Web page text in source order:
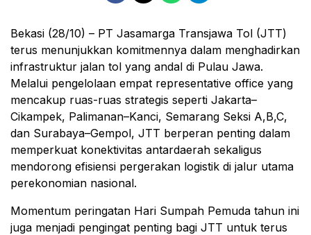
Bekasi (28/10) – PT Jasamarga Transjawa Tol (JTT)
terus menunjukkan komitmennya dalam menghadirkan
infrastruktur jalan tol yang andal di Pulau Jawa.
Melalui pengelolaan empat representative office yang
mencakup ruas-ruas strategis seperti Jakarta–
Cikampek, Palimanan–Kanci, Semarang Seksi A,B,C,
dan Surabaya–Gempol, JTT berperan penting dalam
memperkuat konektivitas antardaerah sekaligus
mendorong efisiensi pergerakan logistik di jalur utama
perekonomian nasional.
Momentum peringatan Hari Sumpah Pemuda tahun ini
juga menjadi pengingat penting bagi JTT untuk terus